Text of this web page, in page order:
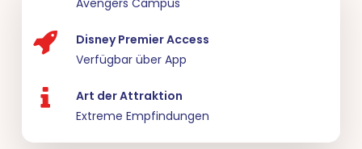
Avengers Campus
Disney Premier Access
Verfügbar über App
Art der Attraktion
Extreme Empfindungen